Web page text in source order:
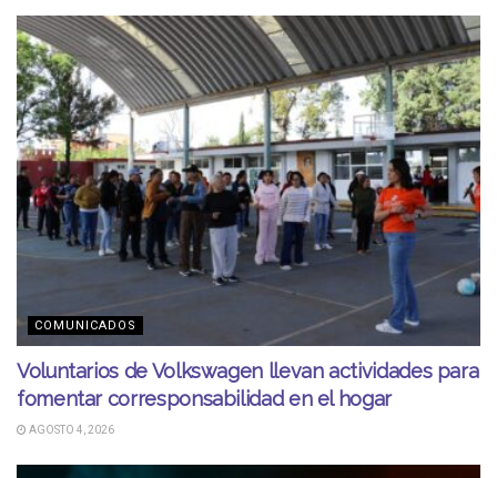
COMUNICADOS
Voluntarios de Volkswagen llevan actividades para
fomentar corresponsabilidad en el hogar
AGOSTO 4, 2026